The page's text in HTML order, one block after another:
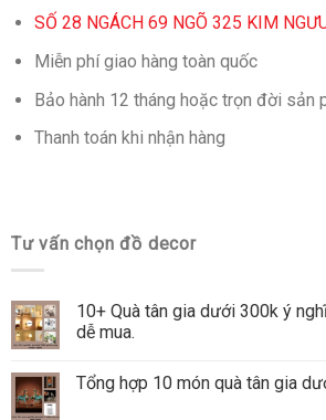
SỐ 28 NGÁCH 69 NGÕ 325 KIM
Miễn phí giao hàng toàn quốc
Bảo hành 12 tháng hoặc trọn đời sản
Thanh toán khi nhận hàng
Tư vấn chọn đồ decor
10+ Quà tân gia dưới 300k ý
dễ mua.
Tổng hợp 10 món quà tân gia